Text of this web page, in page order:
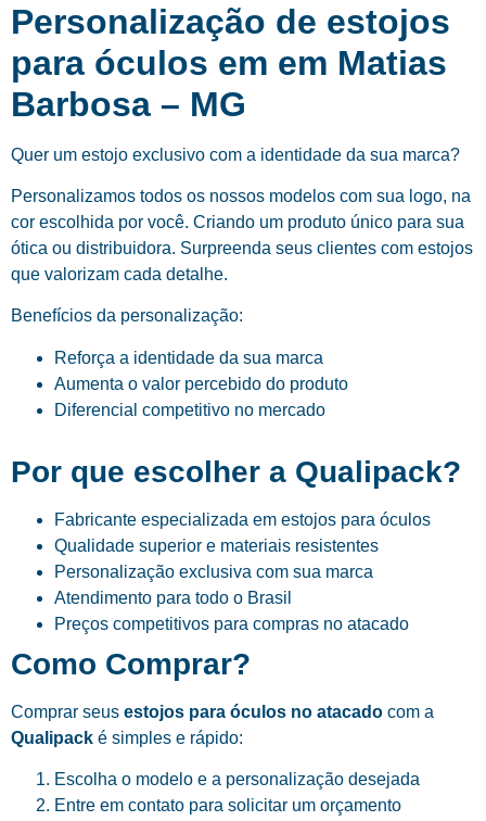
Personalização de estojos
para óculos em em Matias
Barbosa – MG
Quer um estojo exclusivo com a identidade da sua marca?
Personalizamos todos os nossos modelos com sua logo, na
cor escolhida por você. Criando um produto único para sua
ótica ou distribuidora. Surpreenda seus clientes com estojos
que valorizam cada detalhe.
Benefícios da personalização:
Reforça a identidade da sua marca
Aumenta o valor percebido do produto
Diferencial competitivo no mercado
Por que escolher a Qualipack?
Fabricante especializada em estojos para óculos
Qualidade superior e materiais resistentes
Personalização exclusiva com sua marca
Atendimento para todo o Brasil
Preços competitivos para compras no atacado
Como Comprar?
Comprar seus estojos para óculos no atacado com a
Qualipack é simples e rápido:
Escolha o modelo e a personalização desejada
Entre em contato para solicitar um orçamento